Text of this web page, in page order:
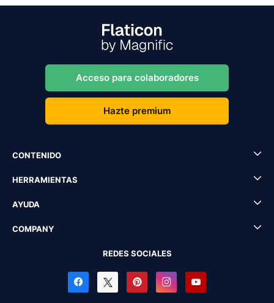
Acceso para colaboradores
Hazte premium
CONTENIDO
HERRAMIENTAS
AYUDA
COMPANY
REDES SOCIALES